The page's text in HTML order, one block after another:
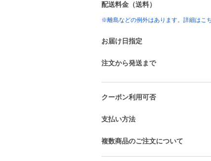
配送料金（送料）
※離島などの例外はあります。詳細はこ
お届け日指定
注文から発送まで
クーポン利用可否
支払い方法
複数商品のご注文について